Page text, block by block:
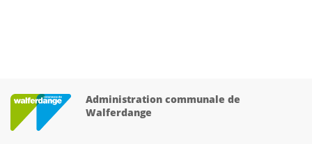
Administration communale de
Walferdange